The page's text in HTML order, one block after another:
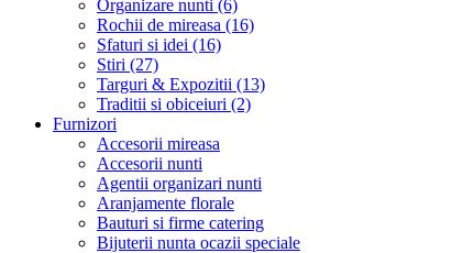
Organizare nunti (6)
Rochii de mireasa (16)
Sfaturi si idei (16)
Stiri (27)
Targuri & Expozitii (13)
Traditii si obiceiuri (2)
Furnizori
Accesorii mireasa
Accesorii nunti
Agentii organizari nunti
Aranjamente florale
Bauturi si firme catering
Bijuterii nunta ocazii speciale